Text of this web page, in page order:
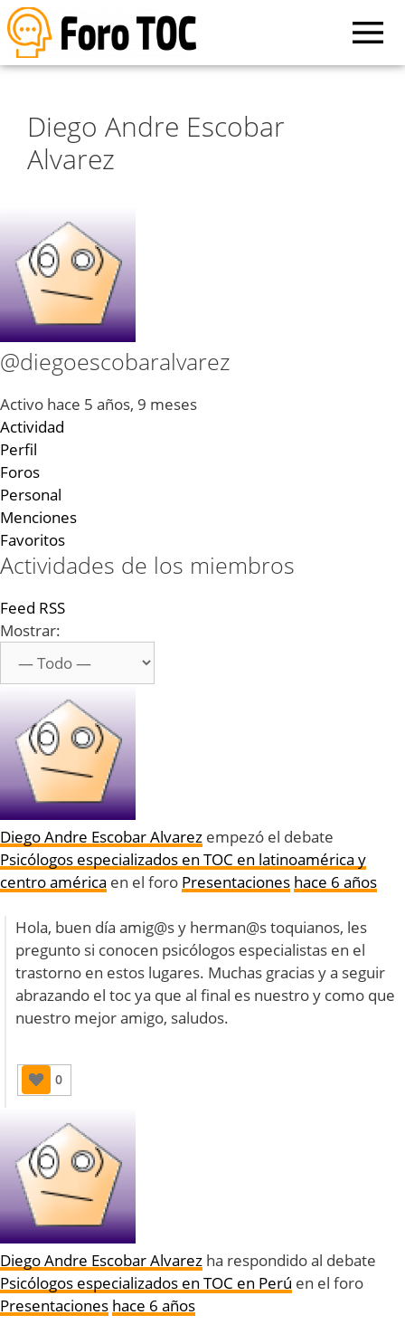
Diego Andre Escobar
Alvarez
@diegoescobaralvarez
Activo hace 5 años, 9 meses
Actividad
Perfil
Foros
Personal
Menciones
Favoritos
Actividades de los miembros
Feed RSS
Mostrar:
Diego Andre Escobar Alvarez empezó el debate
Psicólogos especializados en TOC en latinoamérica y
centro américa en el foro Presentaciones hace 6 años
Hola, buen día amig@s y herman@s toquianos, les
pregunto si conocen psicólogos especialistas en el
trastorno en estos lugares. Muchas gracias y a seguir
abrazando el toc ya que al final es nuestro y como que
nuestro mejor amigo, saludos.
0
Diego Andre Escobar Alvarez ha respondido al debate
Psicólogos especializados en TOC en Perú en el foro
Presentaciones hace 6 años